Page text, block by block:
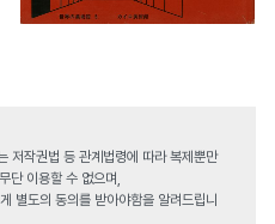
저작권법 등 관계법령에 따라 복제뿐만
단 이용할 수 없으며,
별도의 동의를 받아야함을 알려드립니